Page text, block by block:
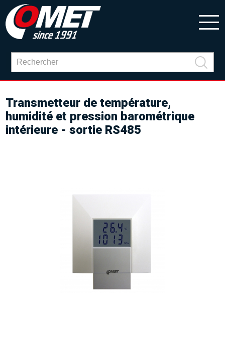
Transmetteur de température,
humidité et pression barométrique
intérieure - sortie RS485